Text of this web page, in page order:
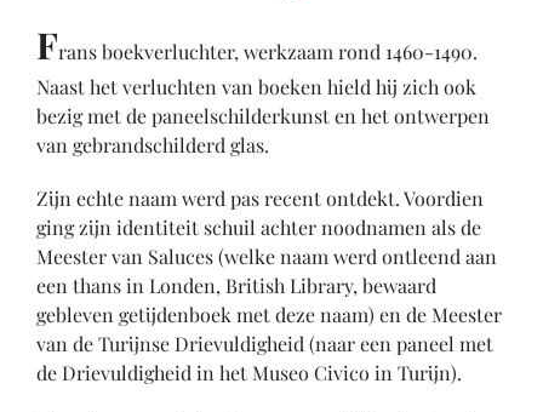
Frans boekverluchter, werkzaam rond 1460-1490.
Naast het verluchten van boeken hield hij zich ook
bezig met de paneelschilderkunst en het ontwerpen
van gebrandschilderd glas.
Zijn echte naam werd pas recent ontdekt. Voordien
ging zijn identiteit schuil achter noodnamen als de
Meester van Saluces (welke naam werd ontleend aan
een thans in Londen, British Library, bewaard
gebleven getijdenboek met deze naam) en de Meester
van de Turijnse Drievuldigheid (naar een paneel met
de Drievuldigheid in het Museo Civico in Turijn).